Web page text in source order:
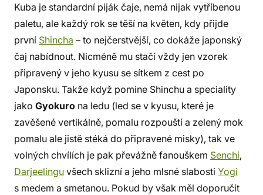
Kuba je standardní piják čaje, nemá nijak vytříbenou
paletu, ale každý rok se těší na květen, kdy přijde
první Shincha – to nejčerstvější, co dokáže japonský
čaj nabídnout. Nicméně mu stačí vždy jen vzorek
připravený v jeho kyusu se sítkem z cest po
Japonsku. Takže když pomine Shinchu a speciality
jako Gyokuro na ledu (led se v kyusu, které je
zavěšené vertikálně, pomalu rozpouští a zelený mok
pomalu ale jistě stéká do připravené misky), tak ve
volných chvílích je pak převážně fanouškem Senchi,
Darjeelingu všech sklizní a jeho mlsné slabosti Yogi
s medem a smetanou. Pokud by však měl doporučit